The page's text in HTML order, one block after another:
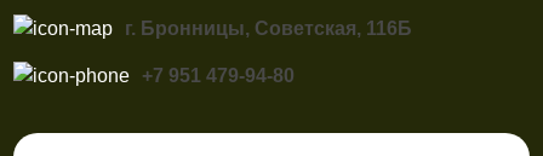
г. Бронницы, Советская, 116Б
+7 951 479-94-80